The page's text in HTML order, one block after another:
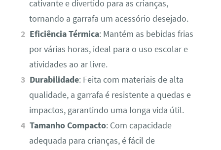
cativante e divertido para as crianças,
tornando a garrafa um acessório desejado.
Eficiência Térmica: Mantém as bebidas frias
por várias horas, ideal para o uso escolar e
atividades ao ar livre.
Durabilidade: Feita com materiais de alta
qualidade, a garrafa é resistente a quedas e
impactos, garantindo uma longa vida útil.
Tamanho Compacto: Com capacidade
adequada para crianças, é fácil de